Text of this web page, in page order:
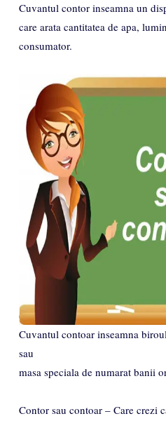
Cuvantul contor inseamna un
care arata cantitatea de apa,
consumator.
Cuvantul contoar inseamna
sau
masa speciala de numarat banii
Contor sau contoar – Care crezi